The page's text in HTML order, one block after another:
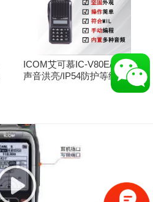
ICOM艾可慕IC-V80E/IC-
U80E手持对讲机（停产）
声音洪亮/IP54防护等级/手动